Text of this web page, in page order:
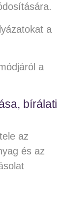
a
a
bírálati
az
és az